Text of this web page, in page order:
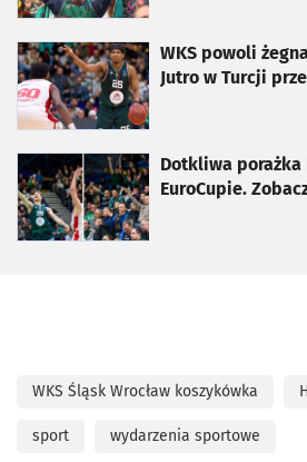
WKS powoli
Jutro w Turcji
otworzy się w nowej karcie
Dotkliwa porażka
EuroCupie.
otworzy się w nowej karcie
WKS Śląsk Wrocław koszykówka
sport wydarzenia sportowe